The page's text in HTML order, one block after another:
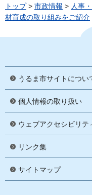
トップ> 市政情報 > 人事
材育成の取り組みをご紹介
うるま市サイトについ
個人情報の取り扱い
ウェブアクセシビリテ
リンク集
サイトマップ